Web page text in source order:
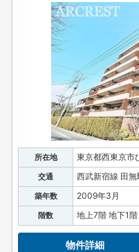
所在地 東京都西東京市
交通 西武新宿線 田
築年数 2009年3月
階数 地上7階 地下1階
物件詳細